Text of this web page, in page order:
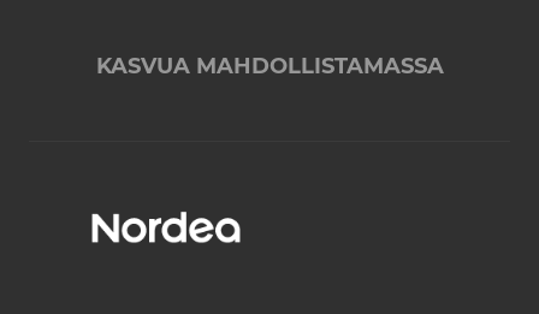
KASVUA MAHDOLLISTAMASSA